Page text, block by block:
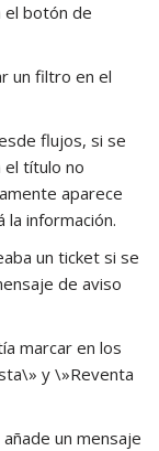
el botón de
un filtro en el
flujos, si se
el título no
aparece
la información.
un ticket si se
de aviso
marcar en los
y \»Reventa
un mensaje